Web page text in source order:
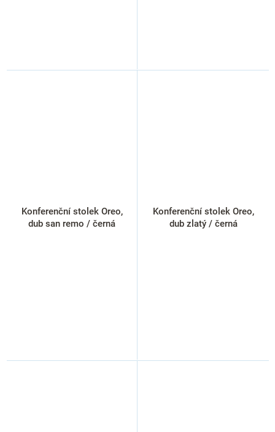
Konferenční stolek Oreo,
dub san remo / černá
Konferenční stolek Oreo,
dub zlatý / černá